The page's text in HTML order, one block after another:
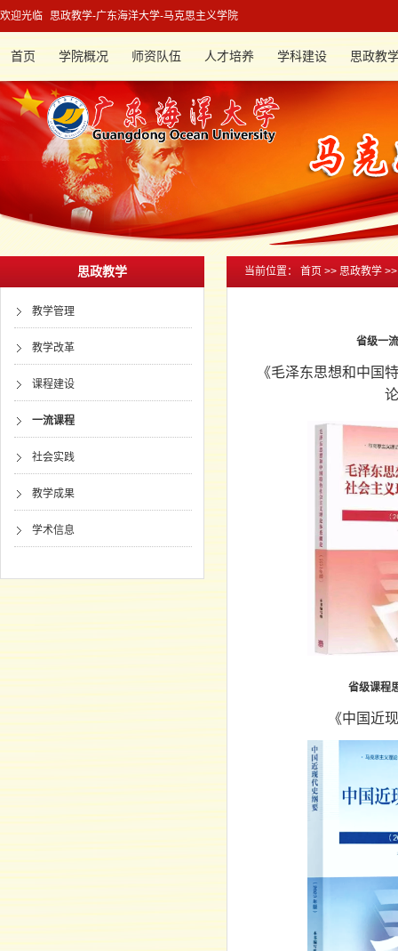
欢迎光临 思政教学-广东海洋大学-马克思主义学院
首页 学院概况 师资队伍 人才培养 学科建设 思政教
思政教学
教学管理
教学改革
课程建设
一流课程
社会实践
教学成果
学术信息
当前位置： 首页 >> 思政教学
省级一
《毛泽东思想和中国
省级课程
《中国近